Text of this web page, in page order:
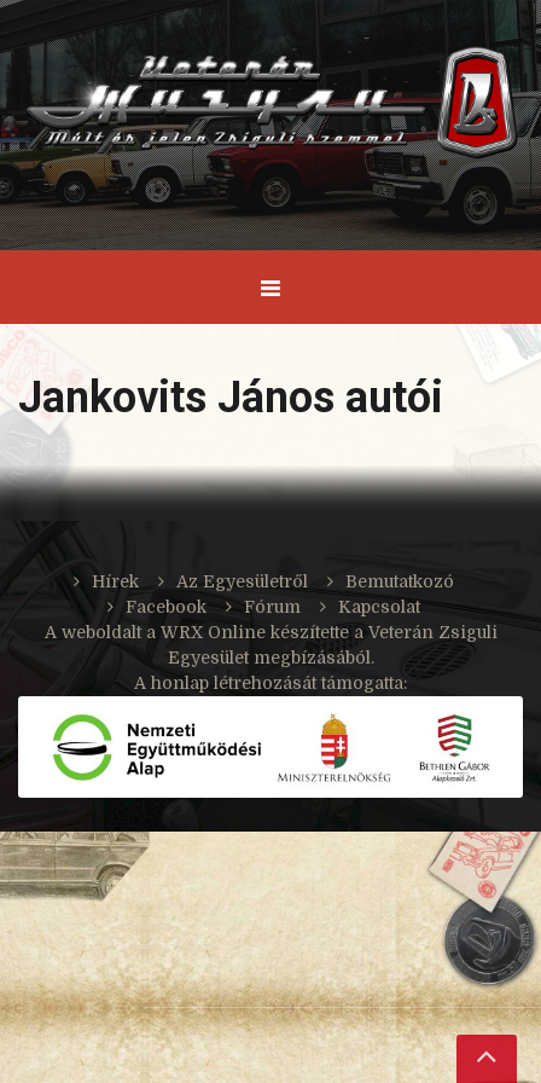
Jankovits János autói
Hírek Az Egyesületről
Bemutatkozó
Facebook
Fórum
Kapcsolat
A weboldalt a WRX Onlinekészítette a Veterán Zsiguli
Egyesület megbízásából.
A honlap létrehozását támogatta: